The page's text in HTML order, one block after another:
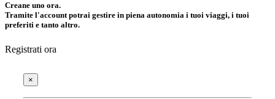
Creane uno ora.
Tramite l'account potrai gestire in piena autonomia i tuoi viaggi, i tuoi
preferiti e tanto altro.
Registrati ora
×